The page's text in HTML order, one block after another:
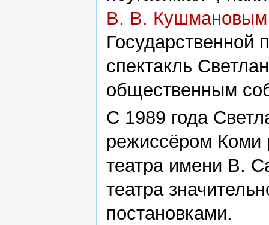
В. В. Кушмановым
Государственной
спектакль
общественным
С 1989 года
режиссёром Коми
театра имени В.
театра
постановками.